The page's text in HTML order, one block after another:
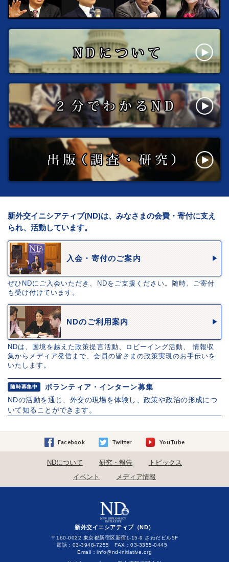
新外交イニシアティブ(ND)は、みなさまの会費・寄付に支え
られ、活動しています。
入会・寄付のご案内
ぜひNDにご入会いただき、NDをご支援ください。随時、ご寄付
も受け付けています。
NDのご利用案内
NDは、国境を越えた政策提言活動、ロビーイング活動、 情報収
集からメディア発信まで、会員の皆さまの政策実現のお手伝いを
いたします。
随時募集中
ボランティア・インターン募集
NDの活動を通じ、外交の現場を体験し、政策や政治の形成につ
いて知ることができます。
Facebook Twitter YouTube
NDについて 研究・報告
トピックス
イベント
メディア情報
新外交イニシアティブ（ND）
〒160-0022 東京都新宿区新宿1-15-9 さわだビル5F
電話：03-3948-7255 FAX：03-3355-0445
Email：